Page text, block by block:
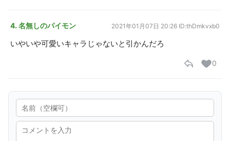
4. 名無しのパイモン 2021年01月07日 20:26 ID:thDmkvxb0
いやいや可愛いキャラじゃないと引かんだろ
0